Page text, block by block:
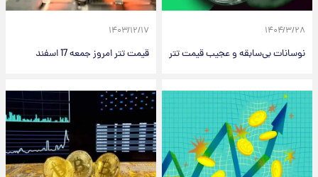
۱۴۰۴/۳/۲۸
نوسانات بی‌سابقه و عجیب قیمت تتر
۱۴۰۳/۱۲/۱۷
قیمت تتر امروز جمعه 17 اسفند